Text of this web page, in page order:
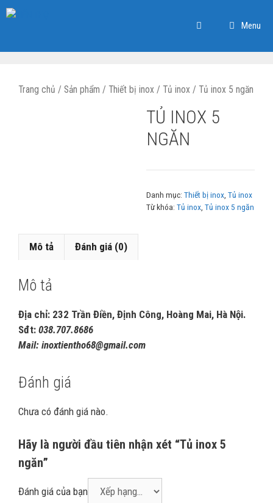
Chuyển
dung
Menu
Trang chủ / Sản phẩm / Thiết bị inox / Tủ inox / Tủ inox 5 ngăn
TỦ INOX 5
NGĂN
Danh mục: Thiết bị inox, Tủ inox
Từ khóa: Tủ inox, Tủ inox 5 ngăn
Mô tả Đánh giá (0)
Mô tả
Địa chỉ: 232 Trần Điền, Định Công, Hoàng Mai, Hà Nội.
Sđt: 038.707.8686
Mail: inoxtientho68@gmail.com
Đánh giá
Chưa có đánh giá nào.
Hãy là người đầu tiên nhận xét “Tủ inox 5
ngăn”
Đánh giá của bạn